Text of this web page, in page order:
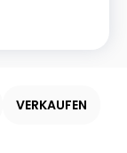
VERKAUFEN